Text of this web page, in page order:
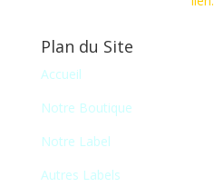
Plan du Site
Accueil
Notre Boutique
Notre Label
Autres Labels